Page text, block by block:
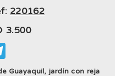
220162
3.500
Guayaquil, jardín con reja